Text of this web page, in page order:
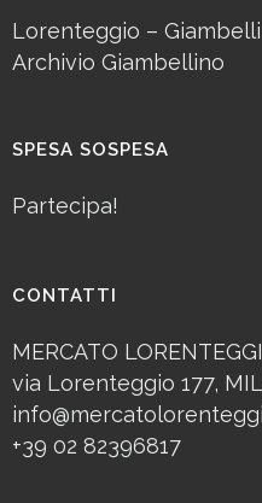
Lorenteggio –
Archivio Giambellino
SPESA SOSPESA
Partecipa!
CONTATTI
MERCATO
via Lorenteggio 177,
+39 02 82396817